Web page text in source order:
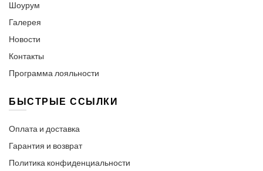
Шоурум
Галерея
Новости
Контакты
Программа лояльности
БЫСТРЫЕ ССЫЛКИ
Оплата и доставка
Гарантия и возврат
Политика конфиденциальности